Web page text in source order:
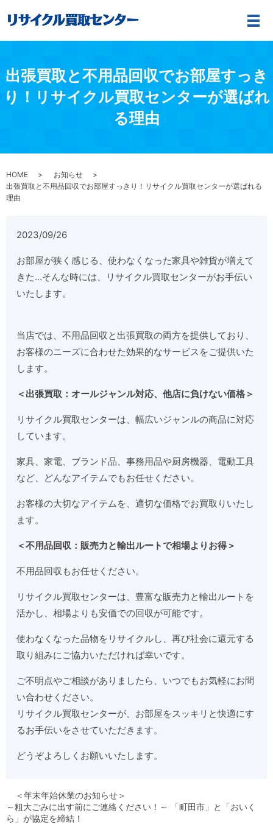
メ
出張買取と不用品回収でお部屋すっき
り！リサイクル買取センターが選ばれ
る理由
HOME
お知らせ
出張買取と不用品回収でお部屋すっきり！リサイクル買取センターが選ばれる
理由
2023/09/26
お部屋が狭く感じる、使わなくなった家具や雑貨が増えて
きた…そんな時には、リサイクル買取センターがお手伝い
いたします。
当店では、不用品回収と出張買取の両方を提供しており、
お客様のニーズに合わせた効果的なサービスをご提供いた
します。
＜出張買取：オールジャンル対応、他店に負けない価格＞
リサイクル買取センターは、幅広いジャンルの商品に対応
しています。
家具、家電、ブランド品、事務用品や厨房機器、電動工具
など、どんなアイテムでもお任せください。
お客様の大切なアイテムを、適切な価格でお買取りいたし
ます。
＜不用品回収：販売力と輸出ルートで相場よりお得＞
不用品回収もお任せください。
リサイクル買取センターは、豊富な販売力と輸出ルートを
活かし、相場よりも安価での回収が可能です。
使わなくなった品物をリサイクルし、再び社会に還元する
取り組みにご協力いただければ幸いです。
ご不明点やご相談がありましたら、いつでもお気軽にお問
い合わせください。
リサイクル買取センターが、お部屋をスッキリと快適にす
るお手伝いをさせていただきます。
どうぞよろしくお願いいたします。
＜年末年始休業のお知らせ＞
～粗大ごみに出す前にご連絡ください！～ 「町田市」と「おいく
ら」が協定を締結！